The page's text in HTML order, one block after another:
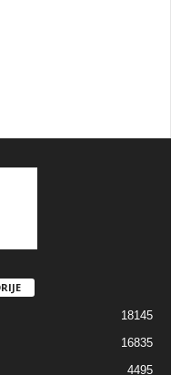
18145
16835
4495